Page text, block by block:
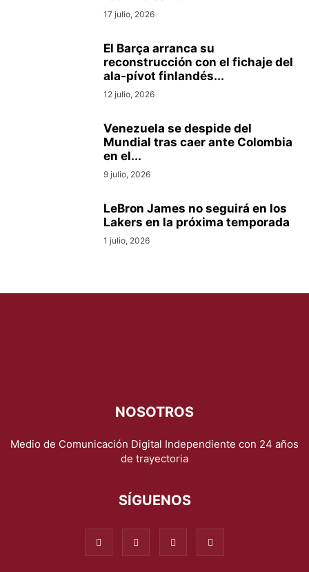
17 julio, 2026
El Barça arranca su
reconstrucción con el fichaje del
ala-pívot finlandés...
12 julio, 2026
Venezuela se despide del
Mundial tras caer ante Colombia
en el...
9 julio, 2026
LeBron James no seguirá en los
Lakers en la próxima temporada
1 julio, 2026
NOSOTROS
Medio de Comunicación Digital Independiente con 24 años
de trayectoria
SÍGUENOS